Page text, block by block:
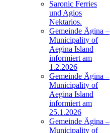
Saronic Ferries
und Agios
Nektarios.
Gemeinde Ägina –
Municipality of
Aegina Island
informiert am
1.2.2026
Gemeinde Ägina –
Municipality of
Aegina Island
informiert am
25.1.2026
Gemeinde Ägina –
Municipality of